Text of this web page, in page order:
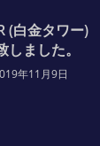
(白金タワ
しました。
年11月9日